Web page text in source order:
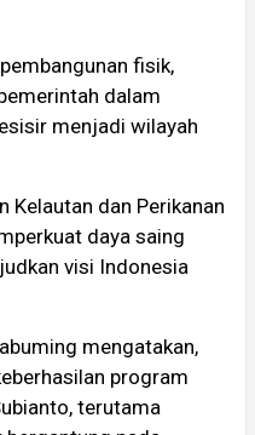
fisik,
dalam
menjadi wilayah
dan Perikanan
daya saing
visi Indonesia
mengatakan,
program
terutama